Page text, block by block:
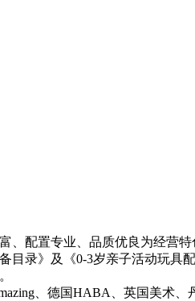
配置专业、品质优良为经营
录》及《0-3岁亲子活动玩具
、德国HABA、英国美术、